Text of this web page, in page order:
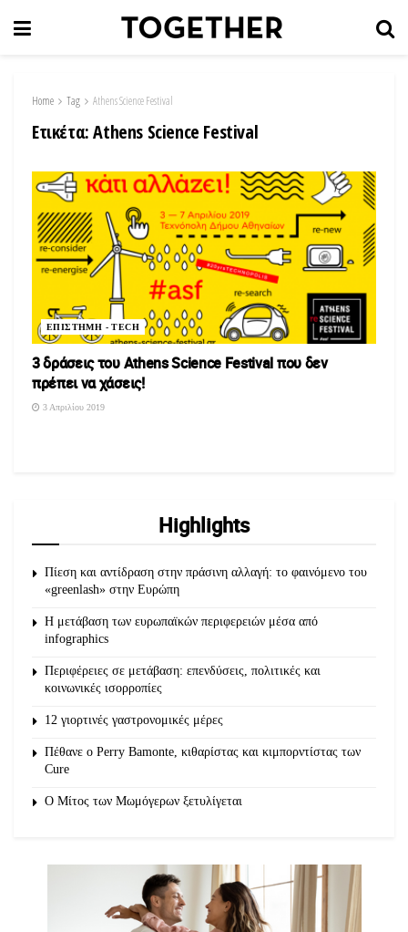
Home Tag Athens Science Festival
Ετικέτα:Athens Science Festival
ΕΠΙΣΤΗΜΗ - TECH
3 δράσεις του Athens Science Festival που δεν
πρέπει να χάσεις!
3 Απριλίου 2019
Highlights
Πίεση και αντίδραση στην πράσινη αλλαγή: το φαινόμενο του
«greenlash» στην Ευρώπη
Η μετάβαση των ευρωπαϊκών περιφερειών μέσα από
infographics
Περιφέρειες σε μετάβαση: επενδύσεις, πολιτικές και
κοινωνικές ισορροπίες
12 γιορτινές γαστρονομικές μέρες
Πέθανε ο Perry Bamonte, κιθαρίστας και κιμπορντίστας των
Cure
O Μίτος των Μωμόγερων ξετυλίγεται